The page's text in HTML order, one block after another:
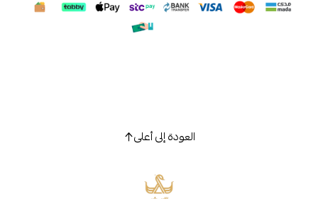
العودة إلى أعلى